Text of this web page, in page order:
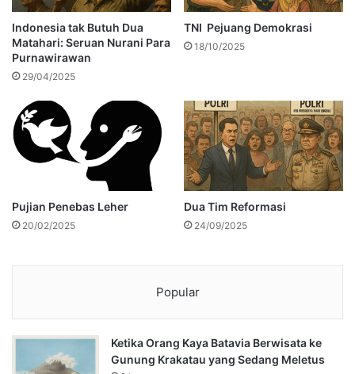
Indonesia tak Butuh Dua
Matahari: Seruan Nurani Para
Purnawirawan
29/04/2025
TNI Pejuang Demokrasi
18/10/2025
Pujian Penebas Leher
20/02/2025
Dua Tim Reformasi
24/09/2025
Popular
Ketika Orang Kaya Batavia Berwisata ke
Gunung Krakatau yang Sedang Meletus